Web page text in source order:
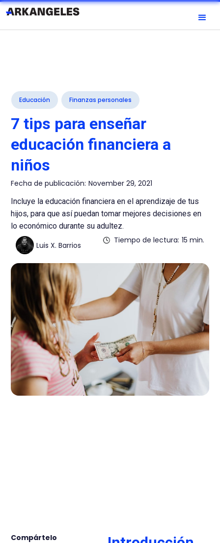
Educación Finanzas personales
7 tips para enseñar
educación financiera a
niños
Fecha de publicación: November 29, 2021
Incluye la educación financiera en el aprendizaje de tus
hijos, para que así puedan tomar mejores decisiones en
lo económico durante su adultez.
Luis X. Barrios
Tiempo de lectura: 15 min.
Compártelo